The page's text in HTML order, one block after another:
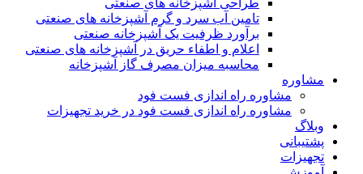
تامین آب سرد و گرم آشپزخانه های صنعتی
برآورد ظرفیت یک آشپزخانه صنعتی
اعلام و اطفاء حریق در آشپزخانه های صنعتی
محاسبه میزان مصرف گاز آشپزخانه
مشاوره
مشاوره راه اندازی فست فود
مشاوره راه اندازی فست فود در خرید تجهیزات
وبلاگ
پشتیبانی
تجهیزات